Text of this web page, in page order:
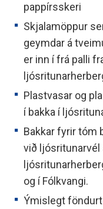
pappírsskeri
Skjalamöppur
geymdar á
er inn í frá palli
Plastvasar og
í bakka í
Bakkar fyrir tóm
við ljósritunarvél
og í Fólkvangi.
Ýmislegt